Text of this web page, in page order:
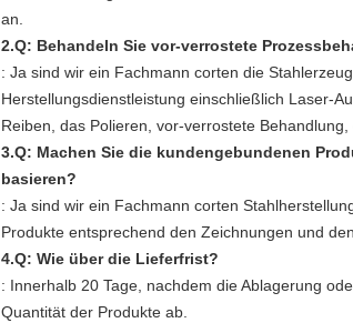
an.
2.Q: Behandeln Sie vor-verrostete
: Ja sind wir ein Fachmann corten die
Herstellungsdienstleistung einschließlich Laser-
Reiben, das Polieren, vor-verrostete Behandlung,
3.Q: Machen Sie die kundengebundenen
basieren?
: Ja sind wir ein Fachmann corten
Produkte entsprechend den Zeichnungen und
4.Q: Wie über die Lieferfrist?
: Innerhalb 20 Tage, nachdem die Ablagerung
Quantität der Produkte ab.